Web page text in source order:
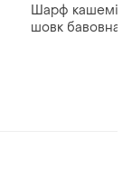
Шарф кашемір
шовк бавовна